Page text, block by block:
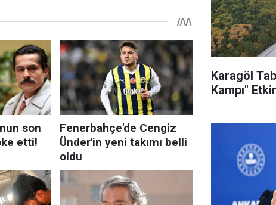
Karagöl
Kampı"